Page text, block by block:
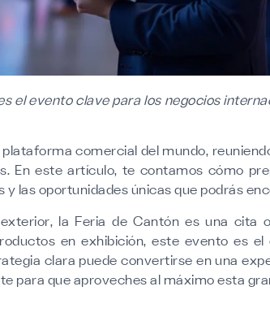
el evento clave para los negocios
comercial del mundo,
En este artículo, te contamos cómo
las oportunidades únicas que podrás
la Feria de Cantón es una cita
en exhibición, este evento es el
clara puede convertirse en una
para que aproveches al máximo esta